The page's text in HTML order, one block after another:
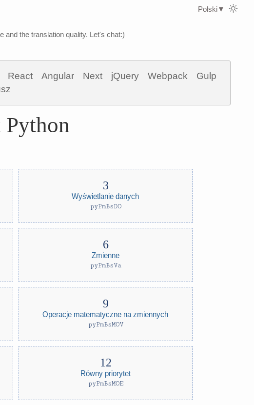
and the translation quality. Let's chat:)
React Angular Next jQuery Webpack
Gulp
Python
Wyświetlanie danych
pyPmBsDO
Zmienne
pyPmBsVa
Operacje matematyczne na zmiennych
pyPmBsMOV
Równy priorytet
pyPmBsMOE
Polski▼